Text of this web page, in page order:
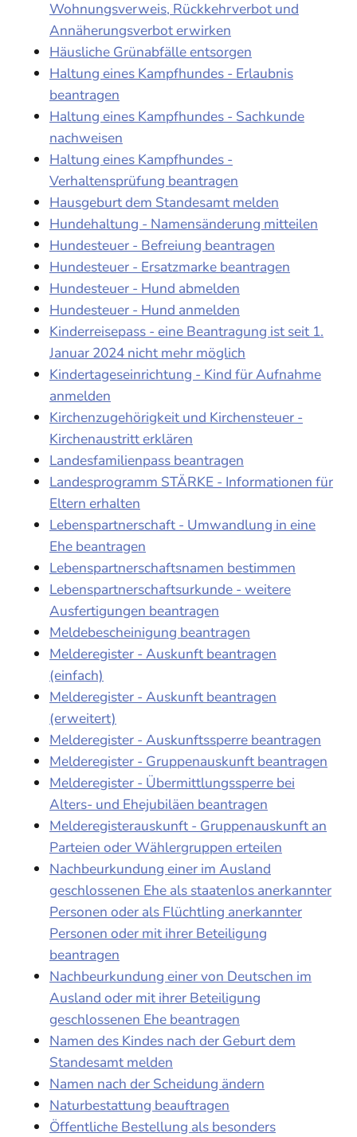
Wohnungsverweis, Rückkehrverbot und
Annäherungsverbot erwirken
Häusliche Grünabfälle entsorgen
Haltung eines Kampfhundes - Erlaubnis
beantragen
Haltung eines Kampfhundes - Sachkunde
nachweisen
Haltung eines Kampfhundes -
Verhaltensprüfung beantragen
Hausgeburt dem Standesamt melden
Hundehaltung - Namensänderung mitteilen
Hundesteuer - Befreiung beantragen
Hundesteuer - Ersatzmarke beantragen
Hundesteuer - Hund abmelden
Hundesteuer - Hund anmelden
Kinderreisepass - eine Beantragung ist seit 1.
Januar 2024 nicht mehr möglich
Kindertageseinrichtung - Kind für Aufnahme
anmelden
Kirchenzugehörigkeit und Kirchensteuer -
Kirchenaustritt erklären
Landesfamilienpass beantragen
Landesprogramm STÄRKE - Informationen für
Eltern erhalten
Lebenspartnerschaft - Umwandlung in eine
Ehe beantragen
Lebenspartnerschaftsnamen bestimmen
Lebenspartnerschaftsurkunde - weitere
Ausfertigungen beantragen
Meldebescheinigung beantragen
Melderegister - Auskunft beantragen
(einfach)
Melderegister - Auskunft beantragen
(erweitert)
Melderegister - Auskunftssperre beantragen
Melderegister - Gruppenauskunft beantragen
Melderegister - Übermittlungssperre bei
Alters- und Ehejubiläen beantragen
Melderegisterauskunft - Gruppenauskunft an
Parteien oder Wählergruppen erteilen
Nachbeurkundung einer im Ausland
geschlossenen Ehe als staatenlos anerkannter
Personen oder als Flüchtling anerkannter
Personen oder mit ihrer Beteiligung
beantragen
Nachbeurkundung einer von Deutschen im
Ausland oder mit ihrer Beteiligung
geschlossenen Ehe beantragen
Namen des Kindes nach der Geburt dem
Standesamt melden
Namen nach der Scheidung ändern
Naturbestattung beauftragen
Öffentliche Bestellung als besonders